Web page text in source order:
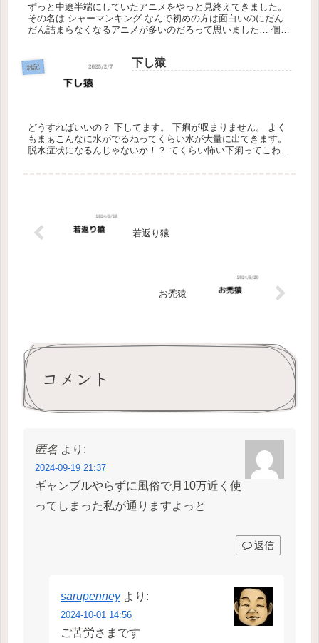
ずっと中途半端にしていたアニメをやっと見終えてきました。
その名は シャーマンキング なんで初めの方は面白いのにだん
だん詰まらなくなるアニメが多いのだろって思いました… 個人
雑記 下し猿
どうすればいいの？ 下してます。 下痢が収まりません。 よく
もまぁこんなに水がでるねってくらい水が大量に出てきます。
脱水症状になるんじゃないか！？ てくらい怖い下痢ってこわい
若返り猿
お禿猿
コメント
匿名 より:
2024-09-19 21:37
ギャンブルやらずに風俗で月10万近く使
ってしまった私が通りますよっと
返信
sarupenney より:
2024-10-01 14:56
ご苦労さまです